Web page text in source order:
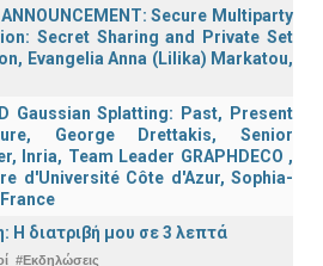
ANNOUNCEMENT: Secure Multiparty
Secret Sharing and Private Set
Evangelia Anna (Lilika) Markatou,
Gaussian Splatting: Past, Present
George Drettakis, Senior
Inria, Team Leader GRAPHDECO ,
d'Université Côte d'Azur, Sophia-
Η διατριβή μου σε 3 λεπτά
#Εκδηλώσεις